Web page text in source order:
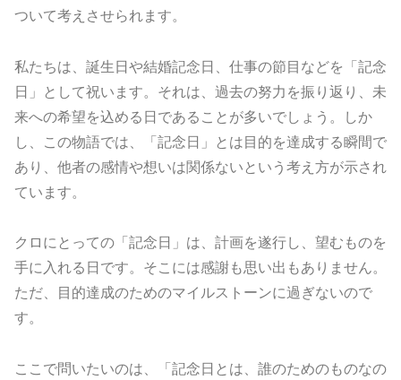
ついて考えさせられます。
私たちは、誕生日や結婚記念日、仕事の節目などを「記念
日」として祝います。それは、過去の努力を振り返り、未
来への希望を込める日であることが多いでしょう。しか
し、この物語では、「記念日」とは目的を達成する瞬間で
あり、他者の感情や想いは関係ないという考え方が示され
ています。
クロにとっての「記念日」は、計画を遂行し、望むものを
手に入れる日です。そこには感謝も思い出もありません。
ただ、目的達成のためのマイルストーンに過ぎないので
す。
ここで問いたいのは、「記念日とは、誰のためのものなの